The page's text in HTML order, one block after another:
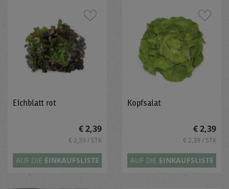
Eichblatt rot
€ 2,39
€ 2,39 / STK
AUF DIE EINKAUFSLISTE
Kopfsalat
€ 2,39
€ 2,39 / STK
AUF DIE EINKAUFSLISTE